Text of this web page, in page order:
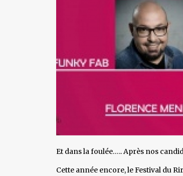
Et dans la foulée….. Après nos
Cette année encore, le Festival du